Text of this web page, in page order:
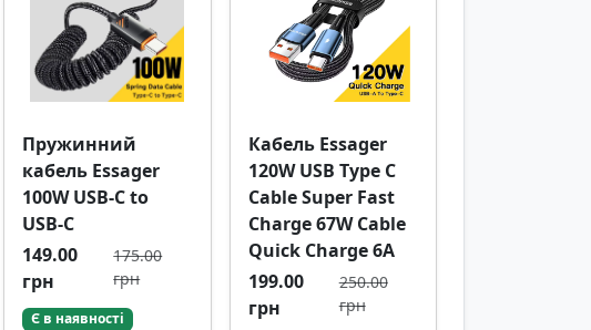
Пружинний
кабель Essager
100W USB-C to
USB-C
149.00
грн
175.00
грн
Є в наявності
Кабель Essager
120W USB Type C
Cable Super Fast
Charge 67W Cable
Quick Charge 6A
199.00
грн
250.00
грн